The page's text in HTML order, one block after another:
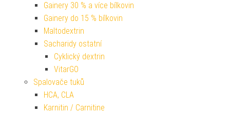
Gainery 30 % a více bílkovin
Gainery do 15 % bílkovin
Maltodextrin
Sacharidy ostatní
Cyklický dextrin
VitarGO
Spalovače tuků
HCA, CLA
Karnitin / Carnitine